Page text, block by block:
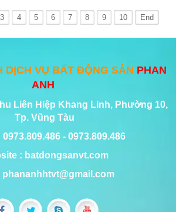
3 4 5 6 7 8 9 10 End
DỊCH VỤ BẤT ĐỘNG SẢN PHAN
ANH
Liên Hiệp Khang Linh, Phường 10,
Tp. Vũng Tàu
0973.809.486 - 0973.809.486
: batdongsanvt.com
phananhhtvt@gmail.com